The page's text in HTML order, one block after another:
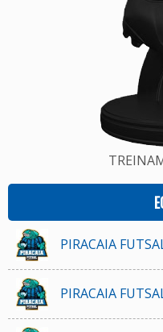
PIRACAIA
PIRACAIA